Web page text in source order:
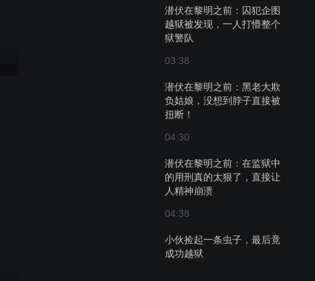
潜伏在黎明之前：囚犯企图
越狱被发现，一人打懵整个
狱警队
03:38
潜伏在黎明之前：黑老大欺
负姑娘，没想到脖子直接被
扭断！
04:30
潜伏在黎明之前：在监狱中
的用刑真的太狠了，直接让
人精神崩溃
04:38
小伙捡起一条虫子，最后竟
成功越狱